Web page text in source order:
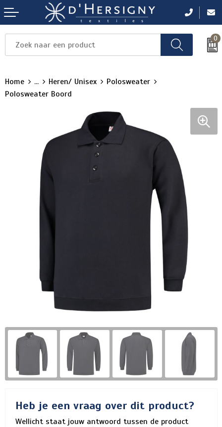
0
Home ... Heren/ Unisex
Polosweater
Polosweater Boord
Heb je een vraag over dit product?
Wellicht staat jouw antwoord tussen de product